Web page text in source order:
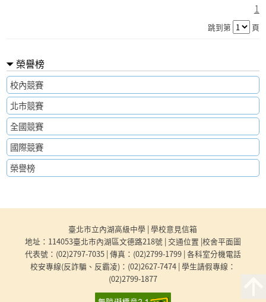
1
跳到第 頁
榮譽榜
校內競賽
北市競賽
全國競賽
國際競賽
榮譽榜
臺北市立內湖高級中學 |學校意見信箱
地址：114053臺北市內湖區文德路218號 | 交通位置 |校舍平面圖
代表號： (02)2797-7035| 傳真：(02)2799-1799 | 各科室分機電話
校安專線(反詐騙、反霸凌)： (02)2627-7474| 學生請假專線：
(02)2799-1877